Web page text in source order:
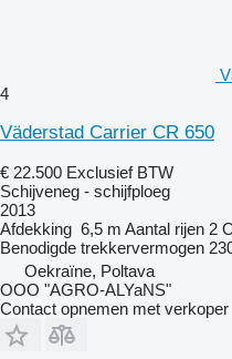
4
Väderstad Carrier CR 650
€ 22.500 Exclusief BTW
Schijveneg - schijfploeg
2013
Afdekking 6,5 m Aantal rijen 2
Benodigde trekkervermogen
Oekraïne, Poltava
OOO "AGRO-ALYaNS"
Contact opnemen met verkoper